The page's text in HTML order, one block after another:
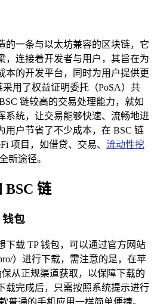
的一条与以太坊兼容的区块链，它
，连接着开发者与用户，其旨在为
本的开发平台，同时为用户提供更
用了权益证明委托（PoSA）共
链较高的交易处理能力，就如
系统，让交易能够快速、流畅地进
用户节省了不少成本，在 BSC 链
项目，如借贷、交易、 流动性挖
新途径。
BSC 链
钱包
下载 TP 钱包，可以通过官方网站
）进行下载，需注意的是，在苹
从正规渠道获取，以保障下载的
载完成后，只需按照系统提示进行